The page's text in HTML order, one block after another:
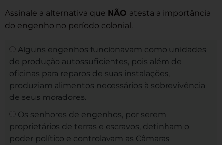
Assinale a alternativa que NÃO atesta a importância
do engenho no período colonial.
Alguns engenhos funcionavam como unidades
de produção autossuficientes, pois além de
oficinas para reparos de suas instalações,
produziam alimentos necessários à sobrevivência
de seus moradores.
Os senhores de engenhos, por serem
proprietários de terras e escravos, detinham o
poder político e controlavam as Câmaras